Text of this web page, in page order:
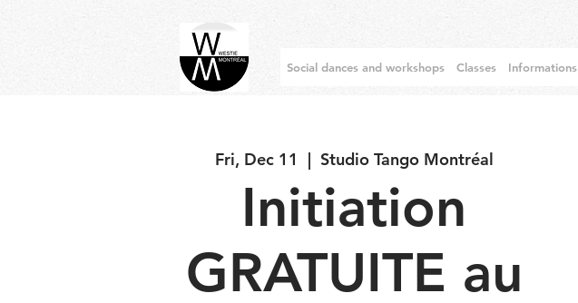
Social dances and workshops Classes Informations
Fri, Dec 11
  |
Studio Tango Montréal
Initiation
GRATUITE au